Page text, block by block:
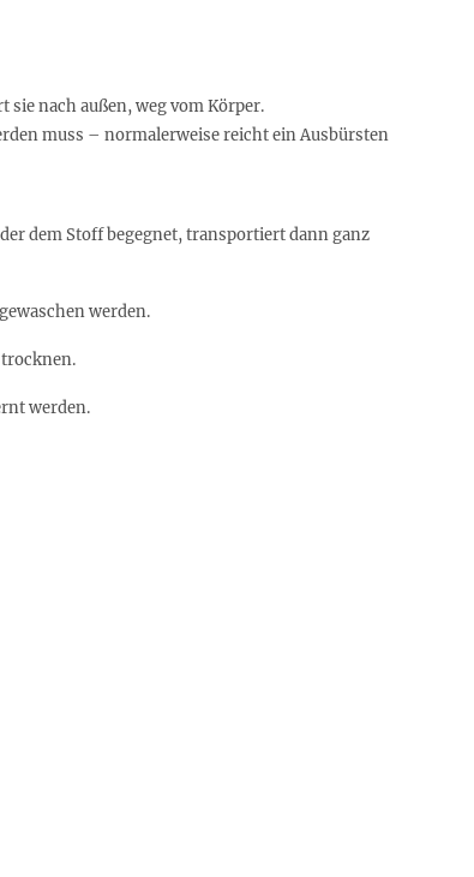
nach außen, weg vom Körper.
muss – normalerweise reicht ein Ausbürsten
dem Stoff begegnet, transportiert dann ganz
werden.
werden.